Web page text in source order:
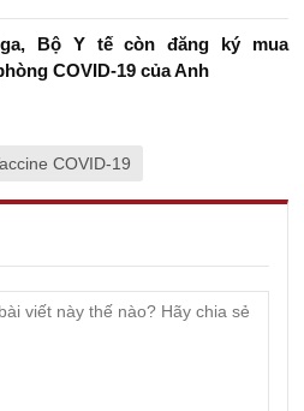
Bộ Y tế còn đăng ký mua
COVID-19 của Anh
COVID-19